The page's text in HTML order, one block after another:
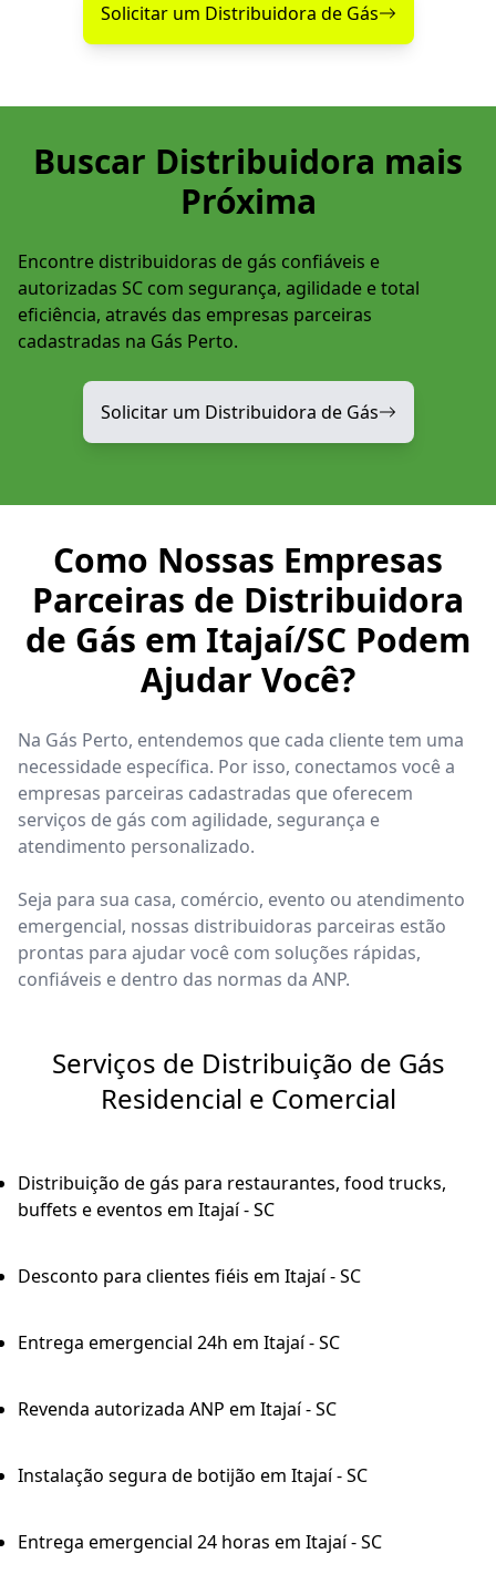
Solicitar um Distribuidora de Gás
Buscar Distribuidora mais
Próxima
Encontre distribuidoras de gás confiáveis e
autorizadas SC com segurança, agilidade e total
eficiência, através das empresas parceiras
cadastradas na Gás Perto.
Solicitar um Distribuidora de Gás
Como Nossas Empresas
Parceiras de Distribuidora
de Gás em Itajaí/SC Podem
Ajudar Você?
Na Gás Perto, entendemos que cada cliente tem uma
necessidade específica. Por isso, conectamos você a
empresas parceiras cadastradas que oferecem
serviços de gás com agilidade, segurança e
atendimento personalizado.
Seja para sua casa, comércio, evento ou atendimento
emergencial, nossas distribuidoras parceiras estão
prontas para ajudar você com soluções rápidas,
confiáveis e dentro das normas da ANP.
Serviços de Distribuição de Gás
Residencial e Comercial
Distribuição de gás para restaurantes, food trucks,
buffets e eventos em Itajaí - SC
Desconto para clientes fiéis em Itajaí - SC
Entrega emergencial 24h em Itajaí - SC
Revenda autorizada ANP em Itajaí - SC
Instalação segura de botijão em Itajaí - SC
Entrega emergencial 24 horas em Itajaí - SC